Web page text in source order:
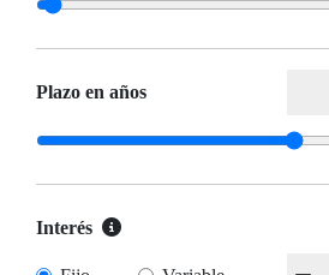
Plazo en años
Interés